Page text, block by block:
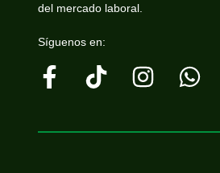
del mercado laboral.
Síguenos en: